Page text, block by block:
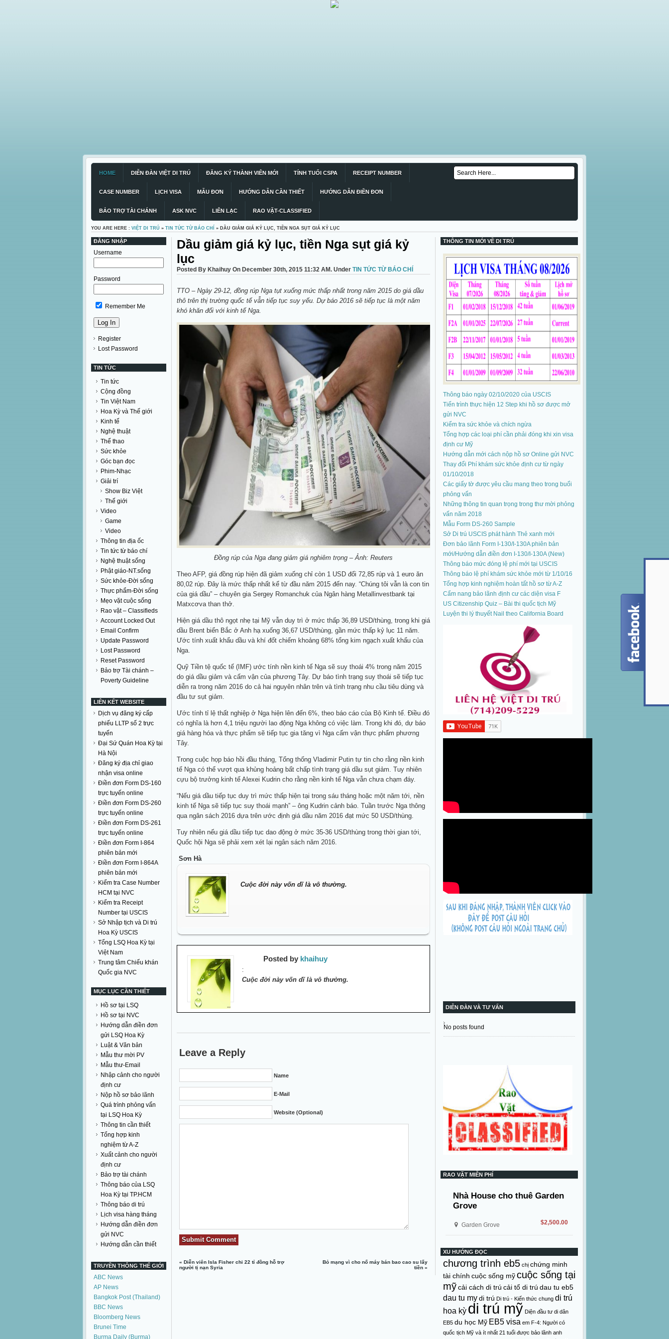
HOME DIỄN ĐÀN VIỆT DI TRÚ ĐĂNG KÝ THÀNH VIÊN MỚI TÍNH TUỔI CSPA RECEIPT NUMBER
CASE NUMBER LỊCH VISA MẪU ĐƠN HƯỚNG DẪN CẦN THIẾT HƯỚNG DẪN ĐIỀN ĐƠN
BẢO TRỢ TÀI CHÁNH ASK NVC LIÊN LẠC RAO VẶT-CLASSIFIED
YOU ARE HERE : VIỆT DI TRÚ » TIN TỨC TỪ BÁO CHÍ » DẦU GIẢM GIÁ KỶ LỤC, TIỀN NGA SỤT GIÁ KỶ LỤC
ĐĂNG NHẬP
Username
Password
Remember Me
Register
Lost Password
TIN TỨC
Tin tức
Cộng đồng
Tin Việt Nam
Hoa Kỳ và Thế giới
Kinh tế
Nghệ thuật
Thể thao
Sức khỏe
Góc bạn đọc
Phim-Nhạc
Giải trí
Show Biz Việt
Thế giới
Video
Game
Video
Thông tin địa ốc
Tin tức từ báo chí
Nghệ thuật sống
Phật giáo-NT.sống
Sức khỏe-Đời sống
Thực phẩm-Đời sống
Mẹo vặt cuộc sống
Rao vặt – Classifieds
Account Locked Out
Email Confirm
Update Password
Lost Password
Reset Password
Bảo trợ Tài chánh –
Poverty Guideline
LIÊN KẾT WEBSITE
Dịch vụ đăng ký cấp
phiếu LLTP số 2 trực
tuyến
Đại Sứ Quán Hoa Kỳ tại
Hà Nội
Đăng ký địa chỉ giao
nhận visa online
Điền đơn Form DS-160
trực tuyến online
Điền đơn Form DS-260
trực tuyến online
Điền đơn Form DS-261
trực tuyến online
Điền đơn Form I-864
phiên bản mới
Điền đơn Form I-864A
phiên bản mới
Kiểm tra Case Number
HCM tại NVC
Kiểm tra Receipt
Number tại USCIS
Sở Nhập tịch và Di trú
Hoa Kỳ USCIS
Tổng LSQ Hoa Kỳ tại
Việt Nam
Trung tâm Chiếu khán
Quốc gia NVC
MỤC LỤC CẦN THIẾT
Hồ sơ tại LSQ
Hồ sơ tại NVC
Hướng dẫn điền đơn
gửi LSQ Hoa Kỳ
Luật & Văn bản
Mẫu thư mời PV
Mẫu thư-Email
Nhập cảnh cho người
định cư
Nộp hồ sơ bảo lãnh
Quá trình phỏng vấn
tại LSQ Hoa Kỳ
Thông tin cần thiết
Tổng hợp kinh
nghiệm từ A-Z
Xuất cảnh cho người
định cư
Bảo trợ tài chánh
Thông báo của LSQ
Hoa Kỳ tại TP.HCM
Thông báo di trú
Lịch visa hàng tháng
Hướng dẫn điền đơn
gửi NVC
Hướng dẫn cần thiết
TRUYỀN THÔNG THẾ GIỚI
ABC News
AP News
Bangkok Post (Thailand)
BBC News
Bloomberg News
Brunei Time
Burma Daily (Burma)
Dầu giảm giá kỷ lục, tiền Nga sụt giá kỷ
lục
Posted By Khaihuy On December 30th, 2015 11:32 AM. Under TIN TỨC TỪ BÁO CHÍ
TTO – Ngày 29-12, đồng rúp Nga tụt xuống mức thấp nhất trong năm 2015 do giá dầu
thô trên thị trường quốc tế vẫn tiếp tục suy yếu. Dự báo 2016 sẽ tiếp tục là một năm
khó khăn đối với kinh tế Nga.
Đồng rúp của Nga đang giảm giá nghiêm trọng – Ảnh: Reuters
Theo AFP, giá đồng rúp hiện đã giảm xuống chỉ còn 1 USD đổi 72,85 rúp và 1 euro ăn
80,02 rúp. Đây là mức thấp nhất kể từ đầu năm 2015 đến nay. “Chúng tôi vẫn là con tin
của giá dầu” – chuyên gia Sergey Romanchuk của Ngân hàng Metallinvestbank tại
Matxcơva than thở.
Hiện giá dầu thô ngọt nhẹ tại Mỹ vẫn duy trì ở mức thấp 36,89 USD/thùng, trong khi giá
dầu Brent biển Bắc ở Anh hạ xuống 36,67 USD/thùng, gần mức thấp kỷ lục 11 năm.
Ước tính xuất khẩu dầu và khí đốt chiếm khoảng 68% tổng kim ngạch xuất khẩu của
Nga.
Quỹ Tiền tệ quốc tế (IMF) ước tính nền kinh tế Nga sẽ suy thoái 4% trong năm 2015
do giá dầu giảm và cấm vận của phương Tây. Dự báo tình trạng suy thoái sẽ tiếp tục
diễn ra trong năm 2016 do cả hai nguyên nhân trên và tình trạng nhu cầu tiêu dùng và
đầu tư sụt giảm.
Ước tính tỉ lệ thất nghiệp ở Nga hiện lên đến 6%, theo báo cáo của Bộ Kinh tế. Điều đó
có nghĩa là hơn 4,1 triệu người lao động Nga không có việc làm. Trong khi đó, dự báo
giá hàng hóa và thực phẩm sẽ tiếp tục gia tăng vì Nga cấm vận thực phẩm phương
Tây.
Trong cuộc họp báo hồi đầu tháng, Tổng thống Vladimir Putin tự tin cho rằng nền kinh
tế Nga có thể vượt qua khủng hoảng bất chấp tình trạng giá dầu sụt giảm. Tuy nhiên
cựu bộ trưởng kinh tế Alexei Kudrin cho rằng nền kinh tế Nga vẫn chưa chạm đáy.
“Nếu giá dầu tiếp tục duy trì mức thấp hiện tại trong sáu tháng hoặc một năm tới, nền
kinh tế Nga sẽ tiếp tục suy thoái mạnh” – ông Kudrin cảnh báo. Tuần trước Nga thông
qua ngân sách 2016 dựa trên ước định giá dầu năm 2016 đạt mức 50 USD/thùng.
Tuy nhiên nếu giá dầu tiếp tục dao động ở mức 35-36 USD/thùng trong thời gian tới,
Quốc hội Nga sẽ phải xem xét lại ngân sách năm 2016.
Sơn Hà
Cuộc đời này vốn dĩ là vô thường.
Posted by khaihuy
:
Cuộc đời này vốn dĩ là vô thường.
Leave a Reply
Name
E-Mail
Website (Optional)
«​Diễn viên Isla Fisher chi 22 tỉ đồng hỗ trợ
người tị nạn Syria
Bỏ mạng vì cho nổ máy bán bao cao su lấy
tiền»
THÔNG TIN MỚI VỀ DI TRÚ
Thông báo ngày 02/10/2020 của USCIS
Tiến trình thực hiện 12 Step khi hồ sơ được mở
gửi NVC
Kiểm tra sức khỏe và chích ngừa
Tổng hợp các loại phí cần phải đóng khi xin visa
định cư Mỹ
Hướng dẫn mới cách nộp hồ sơ Online gửi NVC
Thay đổi Phí khám sức khỏe định cư từ ngày
01/10/2018
Các giấy tờ được yêu cầu mang theo trong buổi
phỏng vấn
Những thông tin quan trọng trong thư mời phỏng
vấn năm 2018
Mẫu Form DS-260 Sample
Sở Di trú USCIS phát hành Thẻ xanh mới
Đơn bảo lãnh Form I-130/I-130A phiên bản
mới/Hướng dẫn điền đơn I-130/I-130A (New)
Thông báo mức đóng lệ phí mới tại USCIS
Thông báo lệ phí khám sức khỏe mới từ 1/10/16
Tổng hợp kinh nghiệm hoàn tất hồ sơ từ A-Z
Cẩm nang bảo lãnh định cư các diện visa F
US Citizenship Quiz – Bài thi quốc tịch Mỹ
Luyện thi lý thuyết Nail theo California Board
DIỄN ĐÀN VÀ TƯ VẤN
No posts found
RAO VẶT MIỄN PHÍ
Nhà House cho thuê Garden
Grove
Garden Grove $2,500.00
XU HƯỚNG ĐỌC
chương trình eb5 chị chứng minh
tài chính cuộc sống mỹcuộc sống tại
mỹcải cách di trú cải tổ di trú dau tu eb5
dau tu mydi trú Di trú - Kiến thức chung di trú
hoa kỳ di trú mỹ Diện đầu tư di dân
EB5 du học Mỹ EB5 visa em F-4: Người có
quốc tịch Mỹ và ít nhất 21 tuổi được bảo lãnh anh